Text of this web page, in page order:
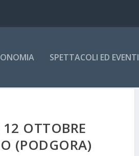
SPETTACOLI ED EVENTI
OTTOBRE
(PODGORA)